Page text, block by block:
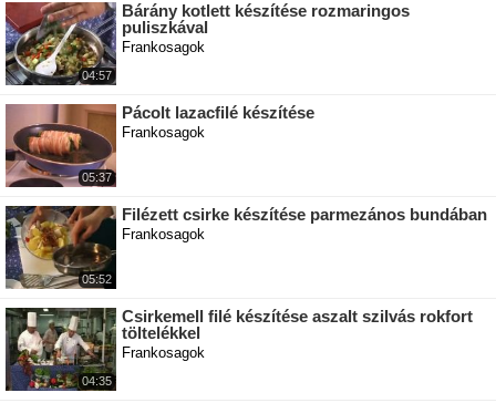
04:57
Bárány kotlett készítése rozmaringos
puliszkával
Frankosagok
05:37
Pácolt lazacfilé készítése
Frankosagok
05:52
Filézett csirke készítése parmezános bundában
Frankosagok
04:35
Csirkemell filé készítése aszalt szilvás rokfort
töltelékkel
Frankosagok